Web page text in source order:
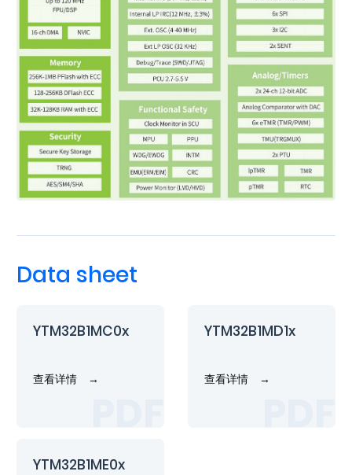
Data sheet
YTM32B1MC0x
查看详情 →
YTM32B1MD1x
查看详情 →
YTM32B1ME0x